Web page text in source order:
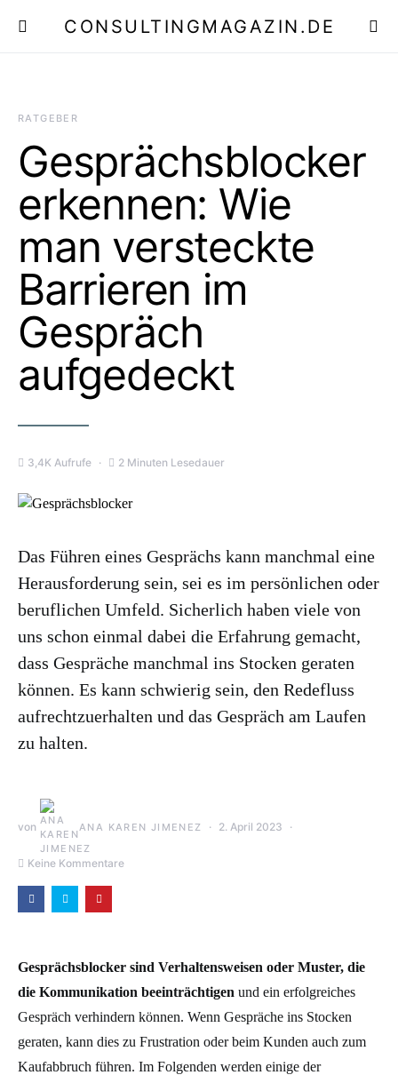
CONSULTINGMAGAZIN.DE
RATGEBER
Gesprächsblocker
erkennen: Wie
man versteckte
Barrieren im
Gespräch
aufgedeckt
3,4K Aufrufe 2 Minuten Lesedauer
Das Führen eines Gesprächs kann manchmal eine
Herausforderung sein, sei es im persönlichen oder
beruflichen Umfeld. Sicherlich haben viele von
uns schon einmal dabei die Erfahrung gemacht,
dass Gespräche manchmal ins Stocken geraten
können. Es kann schwierig sein, den Redefluss
aufrechtzuerhalten und das Gespräch am Laufen
zu halten.
von ANA KAREN JIMENEZ 2. April 2023
Keine Kommentare
Gesprächsblocker sind Verhaltensweisen oder Muster, die
die Kommunikation beeinträchtigen und ein erfolgreiches
Gespräch verhindern können. Wenn Gespräche ins Stocken
geraten, kann dies zu Frustration oder beim Kunden auch zum
Kaufabbruch führen. Im Folgenden werden einige der